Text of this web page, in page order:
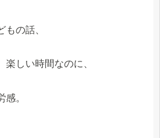
の話、
しい時間なのに、
。